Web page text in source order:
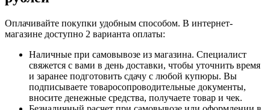
Оплачивайте покупки удобным способом. В интернет-
магазине доступно 2 варианта оплаты:
Наличные при самовывозе из магазина. Специалист
свяжется с вами в день доставки, чтобы уточнить время
и заранее подготовить сдачу с любой купюры. Вы
подписываете товаросопроводительные документы,
вносите денежные средства, получаете товар и чек.